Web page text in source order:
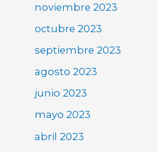
noviembre 2023
octubre 2023
septiembre 2023
agosto 2023
junio 2023
mayo 2023
abril 2023